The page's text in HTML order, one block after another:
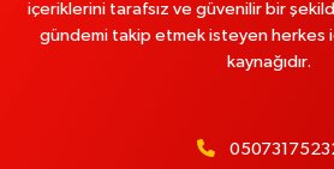
içeriklerini tarafsız ve güvenilir bir
gündemi takip etmek isteyen herkes
kaynağıdır.